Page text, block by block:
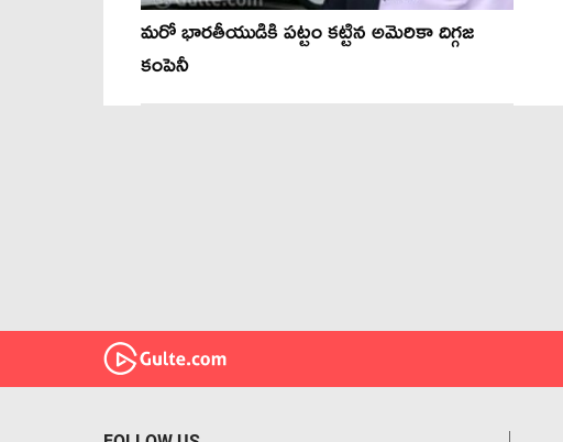
మరో భారతీయుడికి పట్టం కట్టిన అమెరికా దిగ్గజ
కంపెనీ